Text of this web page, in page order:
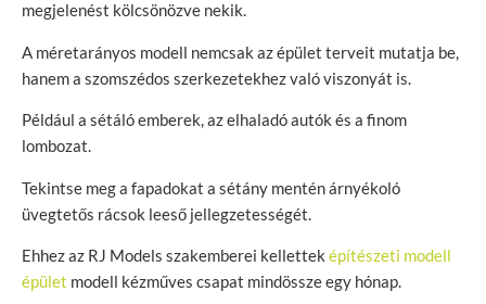
megjelenést kölcsönözve nekik.
A méretarányos modell nemcsak az épület terveit mutatja be,
hanem a szomszédos szerkezetekhez való viszonyát is.
Például a sétáló emberek, az elhaladó autók és a finom
lombozat.
Tekintse meg a fapadokat a sétány mentén árnyékoló
üvegtetős rácsok leeső jellegzetességét.
Ehhez az RJ Models szakemberei kelletteképítészeti modell
épület modell kézműves csapat mindössze egy hónap.